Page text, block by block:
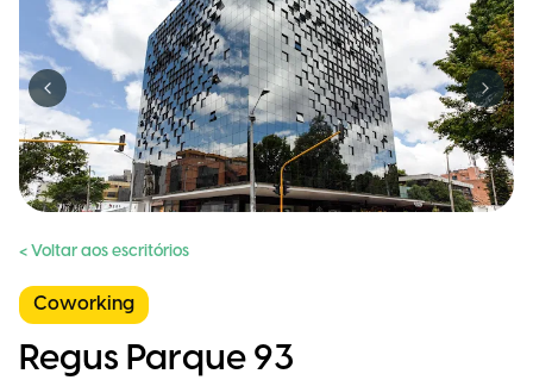
Previous slide Next
< Voltar aos escritórios
Coworking
Regus Parque 93